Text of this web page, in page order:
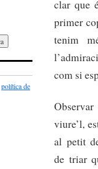
clar que
primer
tenim
com si
viure’l,
al petit
de triar
política de